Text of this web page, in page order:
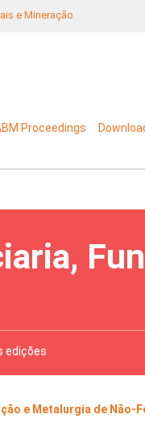
e Mineração
Proceedings
edições
e Metalurgia de Não-